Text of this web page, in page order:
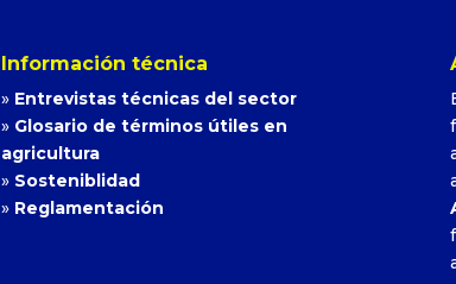
Información técnica
» Entrevistas técnicas del sector
» Glosario de términos útiles en
agricultura
» Sosteniblidad
» Reglamentación